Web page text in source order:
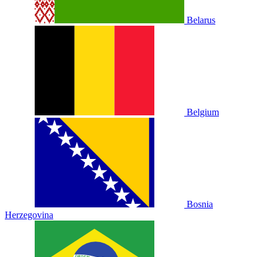
Belarus
Belgium
Bosnia
Herzegovina